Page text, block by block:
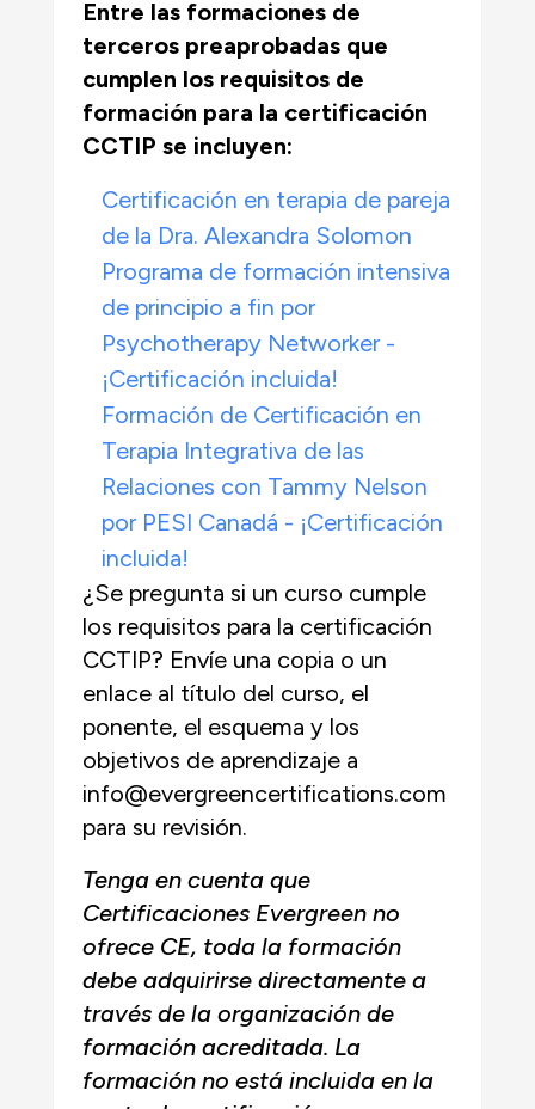
Entre las formaciones de
terceros preaprobadas que
cumplen los requisitos de
formación para la certificación
CCTIP se incluyen:
Certificación en terapia de pareja
de la Dra. Alexandra Solomon
Programa de formación intensiva
de principio a fin por
Psychotherapy Networker -
¡Certificación incluida!
Formación de Certificación en
Terapia Integrativa de las
Relaciones con Tammy Nelson
por PESI Canadá - ¡Certificación
incluida!
¿Se pregunta si un curso cumple
los requisitos para la certificación
CCTIP? Envíe una copia o un
enlace al título del curso, el
ponente, el esquema y los
objetivos de aprendizaje a
info@evergreencertifications.com
para su revisión.
Tenga en cuenta que
Certificaciones Evergreen no
ofrece CE, toda la formación
debe adquirirse directamente a
través de la organización de
formación acreditada. La
formación no está incluida en la